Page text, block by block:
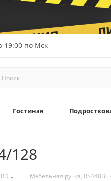
19:00 по Мск
Гостиная
128
— Мебельная ручка,